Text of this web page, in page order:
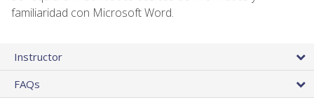
familiaridad con Microsoft Word.
Instructor
FAQs